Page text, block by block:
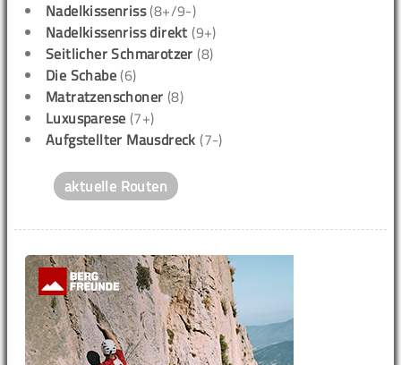
Nadelkissenriss(8+/9-)
Nadelkissenriss direkt (9+)
Seitlicher Schmarotzer (8)
Die Schabe (6)
Matratzenschoner (8)
Luxusparese (7+)
Aufgstellter Mausdreck (7-)
aktuelle Routen